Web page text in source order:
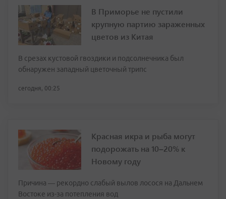
В Приморье не пустили
крупную партию зараженных
цветов из Китая
В срезах кустовой гвоздики и подсолнечника был
обнаружен западный цветочный трипс
сегодня, 00:25
Красная икра и рыба могут
подорожать на 10–20% к
Новому году
Причина — рекордно слабый вылов лосося на Дальнем
Востоке из-за потепления вод